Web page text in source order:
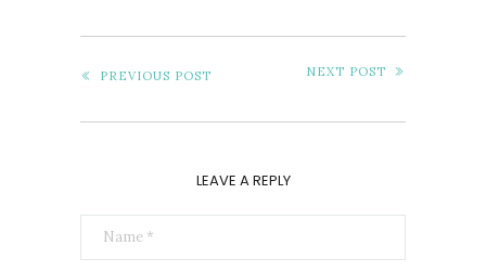
PREVIOUS POST NEXT POST
LEAVE A REPLY